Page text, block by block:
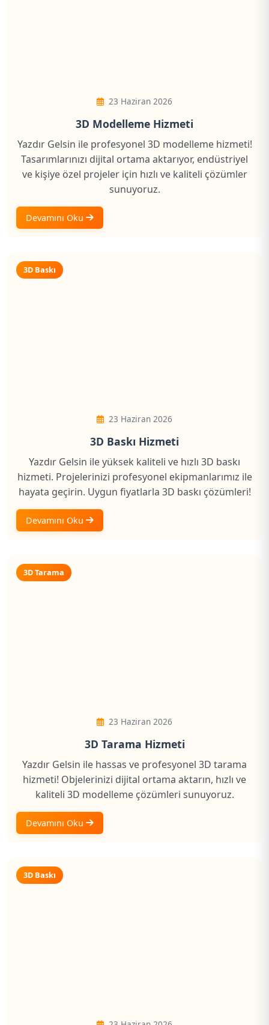
23 Haziran 2026
3D Modelleme Hizmeti
Yazdır Gelsin ile profesyonel 3D modelleme hizmeti!
Tasarımlarınızı dijital ortama aktarıyor, endüstriyel
ve kişiye özel projeler için hızlı ve kaliteli çözümler
sunuyoruz.
Devamını Oku
3D Baskı
23 Haziran 2026
3D Baskı Hizmeti
Yazdır Gelsin ile yüksek kaliteli ve hızlı 3D baskı
hizmeti. Projelerinizi profesyonel ekipmanlarımız ile
hayata geçirin. Uygun fiyatlarla 3D baskı çözümleri!
Devamını Oku
3D Tarama
23 Haziran 2026
3D Tarama Hizmeti
Yazdır Gelsin ile hassas ve profesyonel 3D tarama
hizmeti! Objelerinizi dijital ortama aktarın, hızlı ve
kaliteli 3D modelleme çözümleri sunuyoruz.
Devamını Oku
3D Baskı